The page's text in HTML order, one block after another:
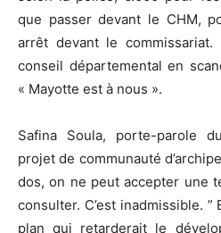
que passer devant le CHM,
arrêt devant le
conseil départemental en
« Mayotte est à nous ».
Safina Soula, porte-parole
projet de communauté
dos, on ne peut accepter une
consulter. C’est inadmissible.
plan qui retarderait le